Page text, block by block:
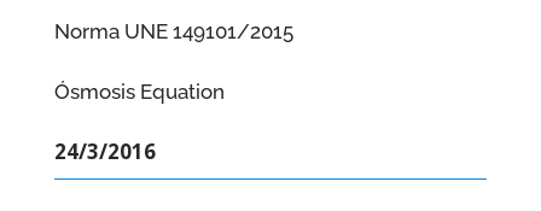
Norma UNE 149101/2015
Ósmosis Equation
24/3/2016